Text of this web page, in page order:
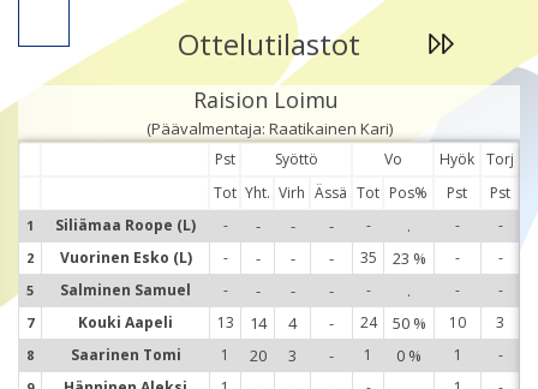
Ottelutilastot
Raision Loimu
(Päävalmentaja: Raatikainen Kari)
Pst Syöttö Vo Hyök Torj
Tot Yht. Virh Ässä Tot Pos% Pst Pst
1 Siliämaa Roope (L) - - - - - . - -
2 Vuorinen Esko (L) - - - - 35 23 % - -
5 Salminen Samuel - - - - - . - -
7 Kouki Aapeli 13 14 4 - 24 50 % 10 3
8 Saarinen Tomi 1 20 3 - 1 0 % 1 -
1